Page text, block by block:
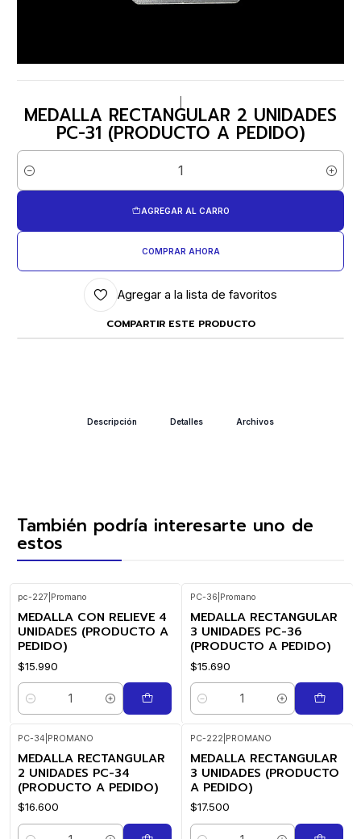
MEDALLA RECTANGULAR 2 UNIDADES
PC-31 (PRODUCTO A PEDIDO)
Cantidad
AGREGAR AL CARRO
COMPRAR AHORA
Agregar a la lista de favoritos
COMPARTIR ESTE PRODUCTO
Descripción Detalles Archivos
También podría interesarte uno de
estos
pc-227 Promano
MEDALLA CON RELIEVE 4
UNIDADES (PRODUCTO A
PEDIDO)
$15.990
Cantidad
PC-36 Promano
MEDALLA RECTANGULAR
3 UNIDADES PC-36
(PRODUCTO A PEDIDO)
$15.690
Cantidad
PC-34 PROMANO
MEDALLA RECTANGULAR
2 UNIDADES PC-34
(PRODUCTO A PEDIDO)
$16.600
PC-222 PROMANO
MEDALLA RECTANGULAR
3 UNIDADES (PRODUCTO
A PEDIDO)
$17.500